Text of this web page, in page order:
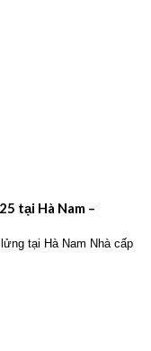
tại Hà Nam –
tại Hà Nam Nhà cấp